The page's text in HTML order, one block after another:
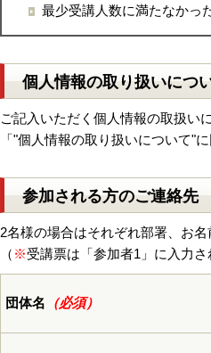
最少受講人数に満たなかっ
個人情報の取り扱いにつ
ご記入いただく個人情報の取扱い
「"個人情報の取り扱いについて"
参加される方のご連絡先
2名様の場合はそれぞれ部署、お
（ ※受講票は「参加者1」に入力
団体名 （必須）